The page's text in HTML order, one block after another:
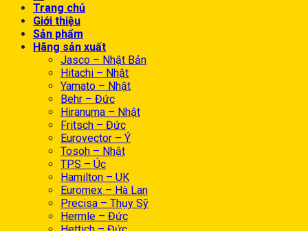
Trang chủ
Giới thiệu
Sản phẩm
Hãng sản xuất
Jasco – Nhật Bản
Hitachi – Nhật
Yamato – Nhật
Behr – Đức
Hiranuma – Nhật
Fritsch – Đức
Eurovector – Ý
Tosoh – Nhật
TPS – Úc
Hamilton – UK
Euromex – Hà Lan
Precisa – Thụy Sỹ
Hermle – Đức